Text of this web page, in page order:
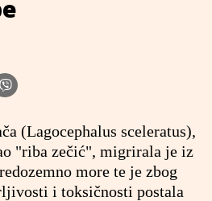
(Lagocephalus sceleratus),
"riba zečić", migrirala je iz
more te je zbog
i toksičnosti postala